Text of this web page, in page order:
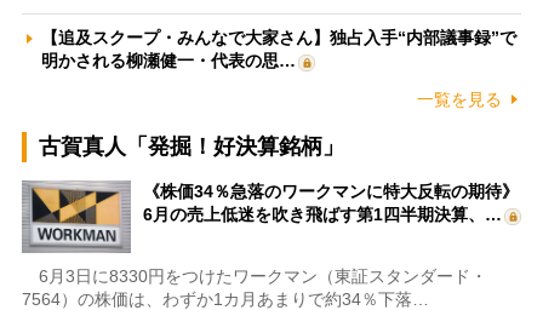
【追及スクープ・みんなで大家さん】独占入手“内部議事録”で
明かされる柳瀬健一・代表の思…
一覧を見る
古賀真人「発掘！好決算銘柄」
《株価34％急落のワークマンに特大反転の期待》
6月の売上低迷を吹き飛ばす第1四半期決算、…
6月3日に8330円をつけたワークマン（東証スタンダード・
7564）の株価は、わずか1カ月あまりで約34％下落…